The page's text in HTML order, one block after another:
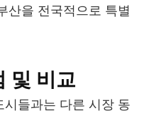
산을 전국적으로 특별
및 비교
들과는 다른 시장 동